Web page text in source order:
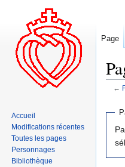
←
Aller
Aller
Page
Accueil
Modifications récentes
Toutes les pages
Personnages
Bibliothèque